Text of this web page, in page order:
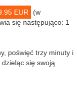
EUR
(w
się następująco: 1
poświęć trzy minuty i
dzieląc się swoją